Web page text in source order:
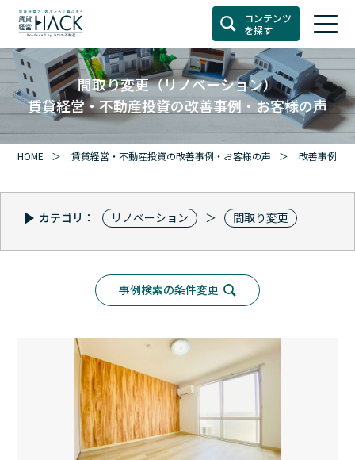
コンテンツ
を探す
間取り変更（リノベーション）
賃貸経営・不動産投資の改善事例・お客様の声
HOME 賃貸経営・不動産投資の改善事例・お客様の声 改善事例カ
カテゴリ： リノベーション 間取り変更
事例検索の条件変更